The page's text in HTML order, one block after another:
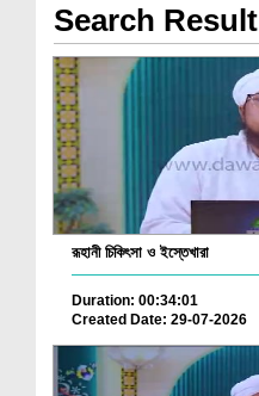
Search Result
রূহানী চিকিৎসা ও ইস্তেখারা
Duration: 00:34:01
Created Date: 29-07-2026